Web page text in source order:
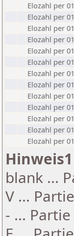
Elozahl per
Elozahl per
Elozahl per
Elozahl per
Elozahl per
Elozahl per
Elozahl per
Elozahl per
Elozahl per
Elozahl per
Elozahl per
Elozahl per
Elozahl per
Hinweis1
blank ...
V ...
- ...